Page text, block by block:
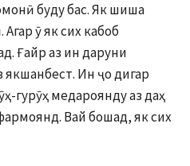
буду бас. Як шиша
ӯ як сих кабоб
Ғайр аз ин даруни
Ин ҷо дигар
гурӯҳ медароянду аз даҳ
Вай бошад, як сих